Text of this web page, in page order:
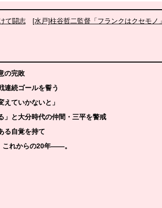
て闘志 [水戸]柱谷哲二監督「フランクはクセモノ」
の完敗
連続ゴールを誓う
ていかないと」
」と大分時代の仲間・三平を警戒
る自覚を持て
これからの20年――。